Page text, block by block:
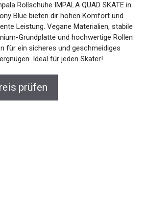
Rollschuhe IMPALA QUAD SKATE in
Blue bieten dir hohen Komfort und
Leistung. Vegane Materialien, stabile
Grundplatte und hochwertige Rollen
für ein sicheres und geschmeidiges
Ideal für jeden Skater!
prüfen
Jetzt anschauen